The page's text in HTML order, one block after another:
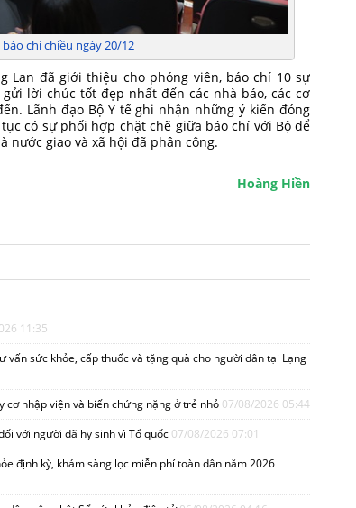
chí chiều ngày 20/12
Lan đã giới thiệu cho phóng viên, báo chí 10 sự
lời chúc tốt đẹp nhất đến các nhà báo, các cơ
Lãnh đạo Bộ Y tế ghi nhận những ý kiến đóng
có sự phối hợp chặt chẽ giữa báo chí với Bộ để
nước giao và xã hội đã phân công.
Hoàng Hiền
11:35
sức khỏe, cấp thuốc và tặng quà cho người dân tại Lạng
cơ nhập viện và biến chứng nặng ở trẻ nhỏ 07/08/2026 05:44
với người đã hy sinh vì Tổ quốc 07/08/2026 07:01
định kỳ, khám sàng lọc miễn phí toàn dân năm 2026